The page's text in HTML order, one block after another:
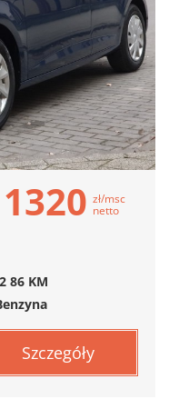
1320 zł/msc
netto
86 KM
Szczegóły